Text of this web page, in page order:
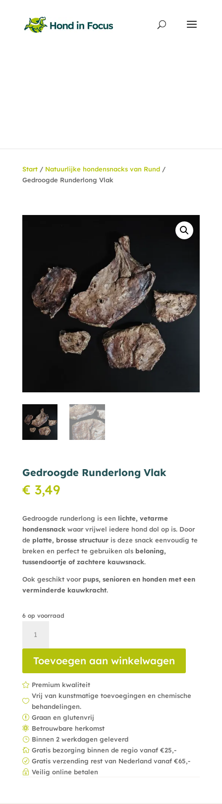
Start/ Natuurlijke hondensnacks van Rund/
Gedroogde Runderlong Vlak
Gedroogde Runderlong Vlak
€ 3,49
Gedroogde runderlong is een lichte, vetarme
hondensnackwaar vrijwel iedere hond dol op is. Door
de platte, brosse structuuris deze snack eenvoudig te
breken en perfect te gebruiken als beloning,
tussendoortje of zachtere kauwsnack.
Ook geschikt voor pups, senioren en honden met een
verminderde kauwkracht.
6 op voorraad
Runderlong
Vlak
aantalToevoegen aan winkelwagen
 Premium kwaliteit

Vrij van kunstmatige toevoegingen en chemische
behandelingen.
r Graan en glutenvrij
 Betrouwbare herkomst
} Binnen 2 werkdagen geleverd
 Gratis bezorging binnen de regio vanaf €25,-
R Gratis verzending rest van Nederland vanaf €65,-
~ Veilig online betalen